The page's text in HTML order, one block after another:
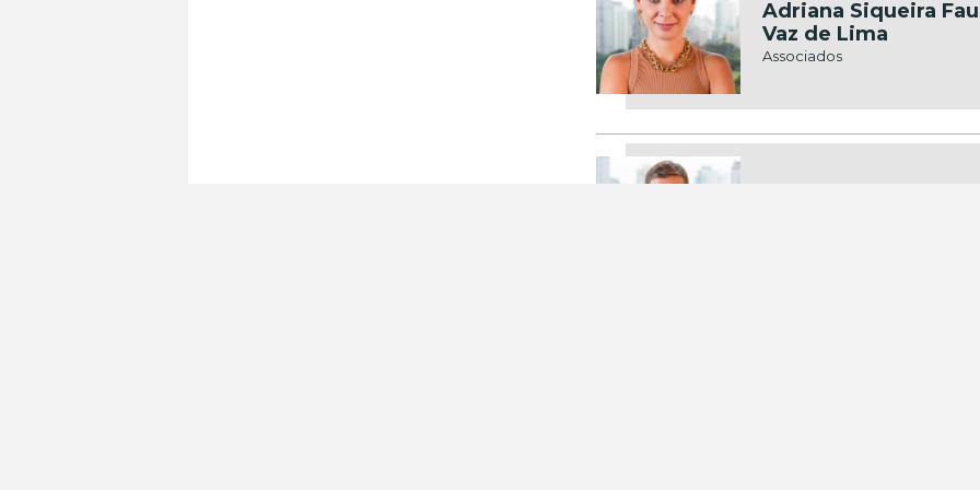
Adriana Siqueira
Vaz de Lima
Associados